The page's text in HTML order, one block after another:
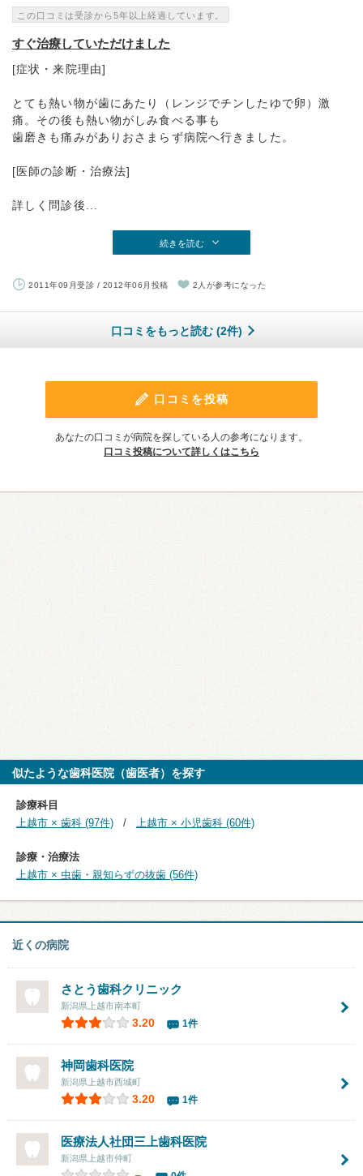
この口コミは受診から5年以上経過しています。
すぐ治療していただけました
[症状・来院理由]
とても熱い物が歯にあたり（レンジでチンしたゆで卵）激
痛。その後も熱い物がしみ食べる事も
歯磨きも痛みがありおさまらず病院へ行きました。
[医師の診断・治療法]
詳しく問診後...
続きを読む
2011年09月受診 / 2012年06月投稿 2人が参考になった
口コミをもっと読む (2件)
口コミを投稿
あなたの口コミが病院を探している人の参考になります。
口コミ投稿について詳しくはこちら
似たような歯科医院（歯医者）を探す
診療科目
上越市 × 歯科 (97件)
上越市 × 小児歯科 (60件)
診療・治療法
上越市 × 虫歯・親知らずの抜歯 (56件)
近くの病院
さとう歯科クリニック
新潟県上越市南本町
3.20 1件
神岡歯科医院
新潟県上越市西城町
3.20 1件
医療法人社団三上歯科医院
新潟県上越市仲町